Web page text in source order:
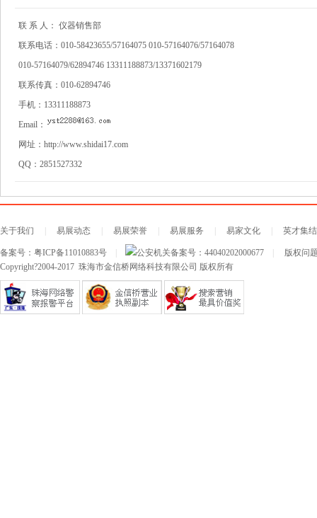
联 系 人： 仪器销售部
联系电话： 010-58423655/57164075 010-57164076/57164078
010-57164079/62894746 13311188873/13371602179
联系传真： 010-62894746
手机： 13311188873
Email：
网址： http://www.shidai17.com
QQ： 2851527332
关于我们 易展动态 易展荣誉 易展服务 易家文化 英才集
备案号： 粤ICP备11010883号 公安机关备案号： 44040202000677
版权问
Copyright?2004-2017 珠海市金信桥网络科技有限公司 版权所有